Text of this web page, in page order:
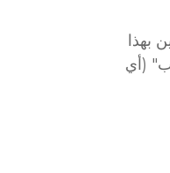
بهذا
(أي